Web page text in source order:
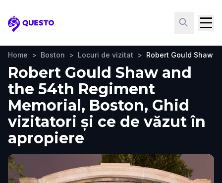
Questo
Home > Boston > Locuri de vizitat > Robert Gould Shaw
Robert Gould Shaw and
the 54th Regiment
Memorial, Boston, Ghid
vizitatori și ce de văzut în
apropiere